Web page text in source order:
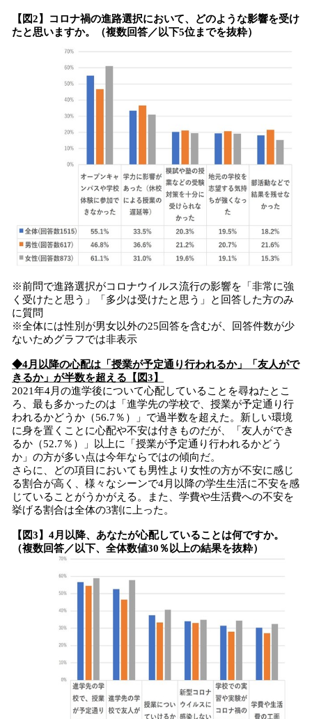
【図2】コロナ禍の進路選択において、どのような影響を受け
たと思いますか。（複数回答／以下5位までを抜粋）
※前問で進路選択がコロナウイルス流行の影響を「非常に強
く受けたと思う」「多少は受けたと思う」と回答した方のみ
に質問
※全体には性別が男女以外の25回答を含むが、回答件数が少
ないためグラフでは非表示
◆4月以降の心配は「授業が予定通り行われるか」「友人がで
きるか」が半数を超える【図3】
2021年4月の進学後について心配していることを尋ねたとこ
ろ、最も多かったのは「進学先の学校で、授業が予定通り行
われるかどうか（56.7％）」で過半数を超えた。新しい環境
に身を置くことに心配や不安は付きものだが、「友人ができ
るか（52.7％）」以上に「授業が予定通り行われるかどう
か」の方が多い点は今年ならではの傾向だ。
さらに、どの項目においても男性より女性の方が不安に感じ
る割合が高く、様々なシーンで4月以降の学生生活に不安を感
じていることがうかがえる。また、学費や生活費への不安を
挙げる割合は全体の3割に上った。
【図3】4月以降、あなたが心配していることは何ですか。
（複数回答／以下、全体数値30％以上の結果を抜粋）